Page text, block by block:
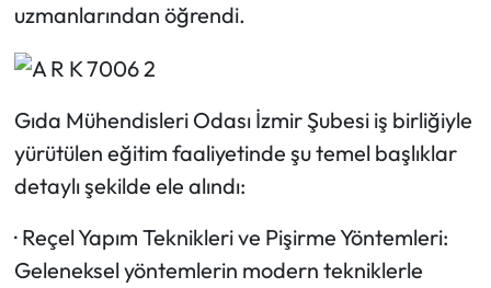
uzmanlarından öğrendi.
Gıda Mühendisleri Odası İzmir Şubesi iş birliğiyle
yürütülen eğitim faaliyetinde şu temel başlıklar
detaylı şekilde ele alındı:
· Reçel Yapım Teknikleri ve Pişirme Yöntemleri:
Geleneksel yöntemlerin modern tekniklerle